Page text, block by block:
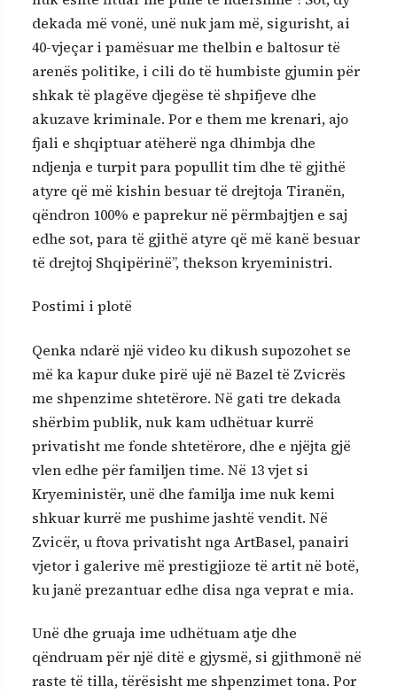
dekada më vonë, unë nuk jam më, sigurisht, ai
40-vjeçar i pamësuar me thelbin e baltosur të
arenës politike, i cili do të humbiste gjumin për
shkak të plagëve djegëse të shpifjeve dhe
akuzave kriminale. Por e them me krenari, ajo
fjali e shqiptuar atëherë nga dhimbja dhe
ndjenja e turpit para popullit tim dhe të gjithë
atyre që më kishin besuar të drejtoja Tiranën,
qëndron 100% e paprekur në përmbajtjen e saj
edhe sot, para të gjithë atyre që më kanë besuar
të drejtoj Shqipërinë”, thekson kryeministri.
Postimi i plotë
Qenka ndarë një video ku dikush supozohet se
më ka kapur duke pirë ujë në Bazel të Zvicrës
me shpenzime shtetërore. Në gati tre dekada
shërbim publik, nuk kam udhëtuar kurrë
privatisht me fonde shtetërore, dhe e njëjta gjë
vlen edhe për familjen time. Në 13 vjet si
Kryeministër, unë dhe familja ime nuk kemi
shkuar kurrë me pushime jashtë vendit. Në
Zvicër, u ftova privatisht nga ArtBasel, panairi
vjetor i galerive më prestigjioze të artit në botë,
ku janë prezantuar edhe disa nga veprat e mia.
Unë dhe gruaja ime udhëtuam atje dhe
qëndruam për një ditë e gjysmë, si gjithmonë në
raste të tilla, tërësisht me shpenzimet tona. Por